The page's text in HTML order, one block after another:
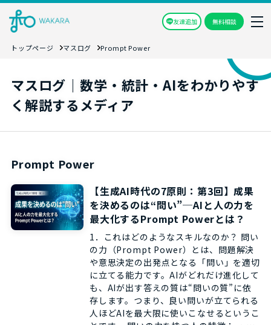
友達追加 無料相談
トップページ マスログ Prompt Power
マスログ｜数学・統計・AIをわかりやす
く解説するメディア
Prompt Power
【生成AI時代の7原則：第3回】成果
を決めるのは“問い”─AIと人の力を
最大化するPrompt Powerとは？
1．これはどのようなスキルなのか？ 問い
の力（Prompt Power）とは、問題解決
や意思決定の出発点となる「問い」を適切
に立てる能力です。AIがどれだけ進化して
も、AIが出す答えの質は“問いの質”に依
存します。つまり、良い問いが立てられる
人ほどAIを最大限に使いこなせるというこ